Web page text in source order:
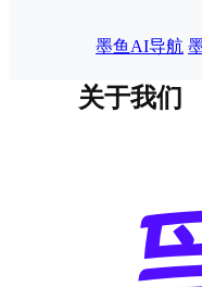
墨鱼AI导航
关于我们